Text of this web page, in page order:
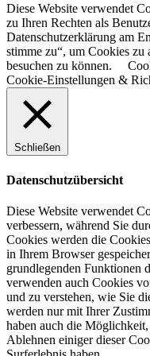
Diese Website verwendet
zu Ihren Rechten als
Datenschutzerklärung am
stimme zu“, um Cookies zu
besuchen zu können.
Cookie-Einstellungen &
Schließen
Datenschutzübersicht
Diese Website verwendet
verbessern, während Sie
Cookies werden die
in Ihrem Browser
grundlegenden Funktionen
verwenden auch Cookies
und zu verstehen, wie Sie
werden nur mit Ihrer
haben auch die
Ablehnen einiger dieser